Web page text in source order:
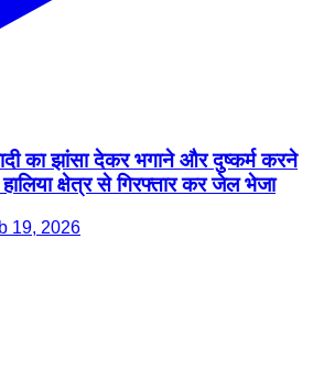
का झांसा देकर भगाने और दुष्कर्म करने
क्षेत्र से गिरफ्तार कर जेल भेजा
19, 2026